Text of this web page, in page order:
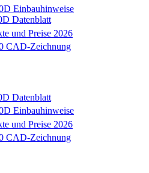
Einbauhinweise
Datenblatt
und Preise 2026
CAD-Zeichnung
Datenblatt
Einbauhinweise
und Preise 2026
CAD-Zeichnung